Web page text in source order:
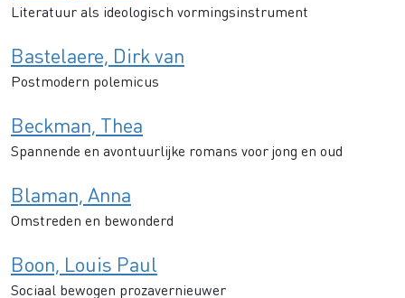
Literatuur als ideologisch vormingsinstrument
Bastelaere, Dirk van
Postmodern polemicus
Beckman, Thea
Spannende en avontuurlijke romans voor jong en oud
Blaman, Anna
Omstreden en bewonderd
Boon, Louis Paul
Sociaal bewogen prozavernieuwer